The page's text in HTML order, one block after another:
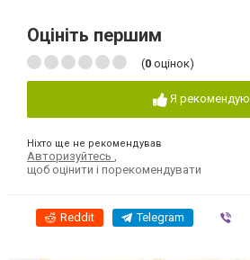
Оцініть першим
(0 оцінок)
Я рекомендую
Ніхто ще не рекомендував
Авторизуйтесь
щоб оцінити і порекомендувати
Reddit Telegram